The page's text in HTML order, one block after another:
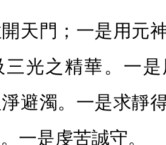
天門；一是用元
三光之精華。一
避濁。一是求靜
一是虔苦誠守。